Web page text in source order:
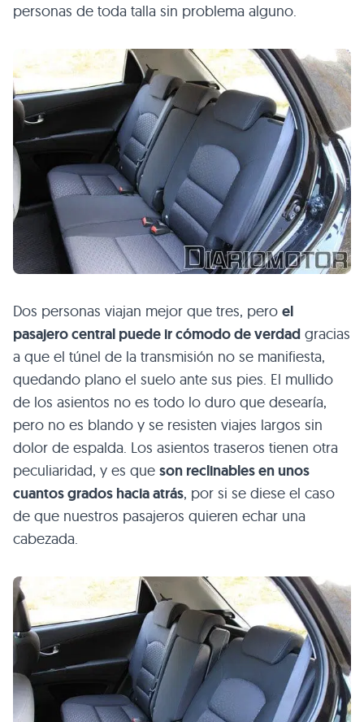
personas de toda talla sin problema alguno.
Dos personas viajan mejor que tres, pero el
pasajero central puede ir cómodo de verdad gracias
a que el túnel de la transmisión no se manifiesta,
quedando plano el suelo ante sus pies. El mullido
de los asientos no es todo lo duro que desearía,
pero no es blando y se resisten viajes largos sin
dolor de espalda. Los asientos traseros tienen otra
peculiaridad, y es que son reclinables en unos
cuantos grados hacia atrás, por si se diese el caso
de que nuestros pasajeros quieren echar una
cabezada.